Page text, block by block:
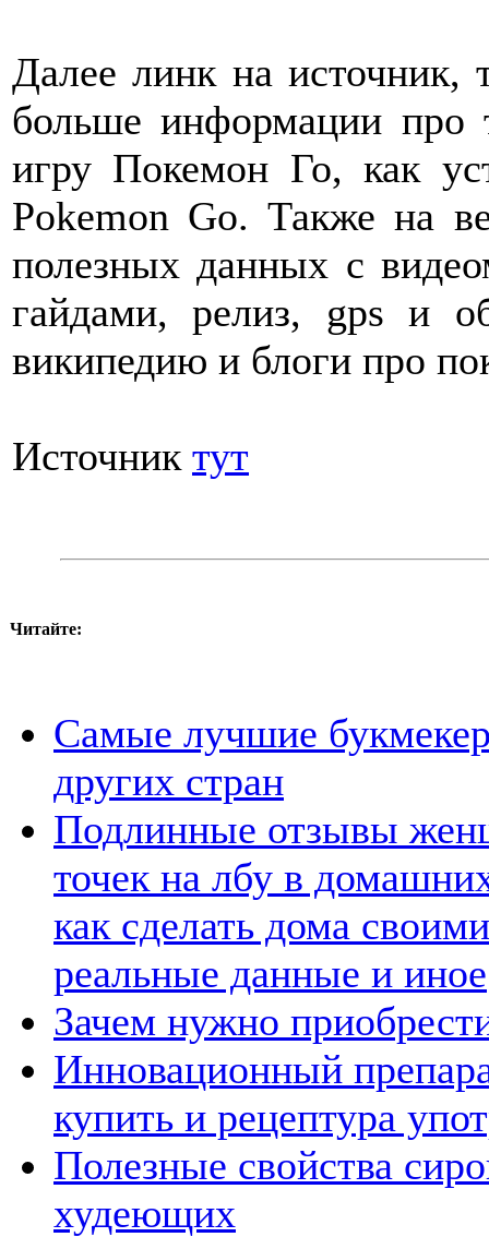
Далее линк на источник,
больше информации про
игру Покемон Го, как
Pokemon Go. Также на
полезных данных с
гайдами, релиз, gps и
википедию и блоги про
Источник тут
Читайте:
Самые лучшие
других стран
Подлинные отзывы
точек на лбу в
как сделать дома
реальные данные и иное
Зачем нужно
Инновационный
купить и рецептура
Полезные свойства
худеющих